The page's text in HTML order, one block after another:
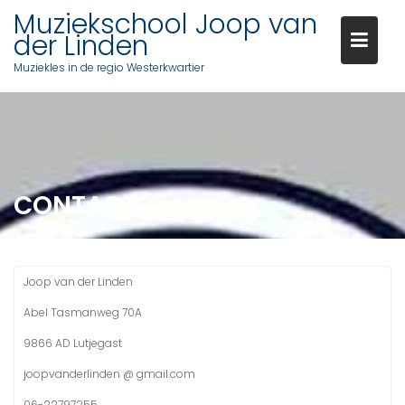
content
Muziekschool Joop van
der Linden
Muziekles in de regio Westerkwartier
CONTACT
Joop van der Linden
Abel Tasmanweg 70A
9866 AD Lutjegast
joopvanderlinden @ gmail.com